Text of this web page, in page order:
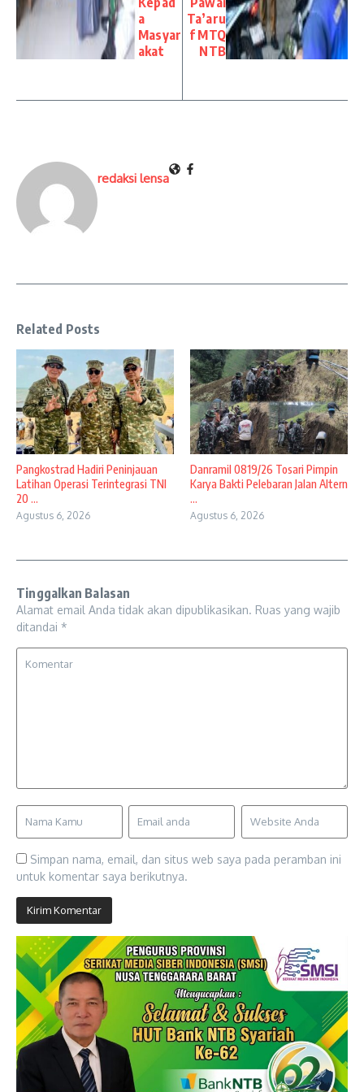
a
Masyar
akat
Ta’aru
f MTQ
NTB
redaksi lensa
Related Posts
Pangkostrad Hadiri Peninjauan
Latihan Operasi Terintegrasi TNI
20 ...
Agustus 6, 2026
Danramil 0819/26 Tosari Pimpin
Karya Bakti Pelebaran Jalan Altern
...
Agustus 6, 2026
Tinggalkan Balasan
Alamat email Anda tidak akan dipublikasikan. Ruas yang wajib
ditandai *
Simpan nama, email, dan situs web saya pada peramban ini
untuk komentar saya berikutnya.